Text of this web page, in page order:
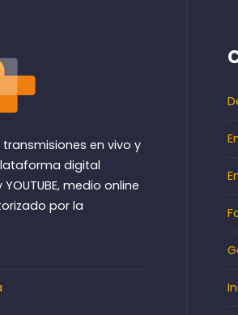
en vivo y
digital
YOUTUBE, medio online
por la